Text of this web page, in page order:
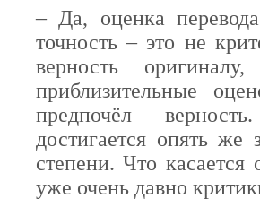
– Да, оценка
точность – это не
верность
приблизительные
предпочёл
достигается опять же
степени. Что
уже очень давно